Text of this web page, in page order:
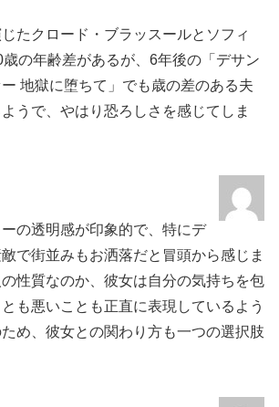
たクロード・ブラッスールとソフィ
の年齢差があるが、6年後の「デサン
ー 地獄に堕ちて」でも歳の差のある夫
うで、やはり恐ろしさを感じてしま
の透明感が印象的で、特にデ
で街並みもお洒落だと冒頭から感じま
性質なのか、彼女は自分の気持ちを包
も悪いことも正直に表現しているよう
め、彼女との関わり方も一つの選択肢